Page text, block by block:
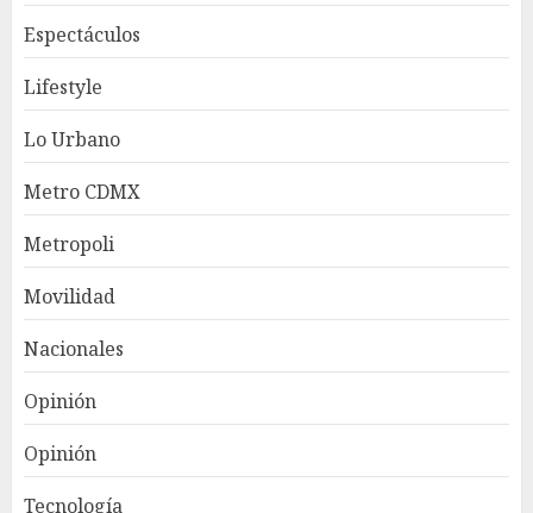
Espectáculos
Lifestyle
Lo Urbano
Metro CDMX
Metropoli
Movilidad
Nacionales
Opinión
Opinión
Tecnología